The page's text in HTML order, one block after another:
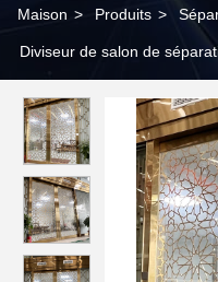
Maison > Produits >
Diviseur de salon de